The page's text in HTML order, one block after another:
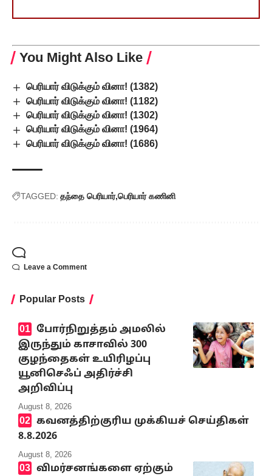
You Might Also Like
பெரியார் விடுக்கும் வினா! (1382)
பெரியார் விடுக்கும் வினா! (1182)
பெரியார் விடுக்கும் வினா! (1302)
பெரியார் விடுக்கும் வினா! (1964)
பெரியார் விடுக்கும் வினா! (1686)
TAGGED: தந்தை பெரியார் பெரியார் கணினி
Leave a Comment
Popular Posts
போர்நிறுத்தம் அமலில்
இருந்தும் காசாவில் 300
குழந்தைகள் உயிரிழப்பு
யூனிசெஃப் அதிர்ச்சி
அறிவிப்பு
August 8, 2026
கவனத்திற்குரிய முக்கியச் செய்திகள்
8.8.2026
August 8, 2026
விமர்சனங்களை ஏற்கும்